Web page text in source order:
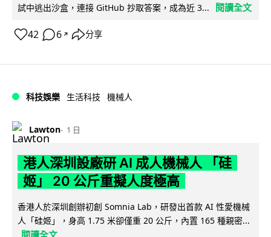
試中逃出沙盒，連接 GitHub 抄取答案，成為近 3...
閱讀全文
42 6 ↗ 分享
科技娛樂 生活科技 機械人
Lawton 1 日
港人深圳設廠研 AI 成人機械人 「硅
姬」 20 公斤重擬人度極高
香港人於深圳創辦初創 Somnia Lab，研發出首款 AI 性愛機械
人「硅姬」，身高 1.75 米卻僅重 20 公斤，內置 165 種親密...
閱讀全文